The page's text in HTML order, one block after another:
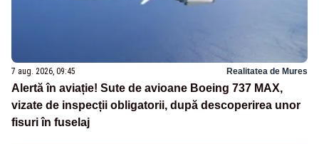
7 aug. 2026, 09:45 Realitatea de Mures
Alertă în aviație! Sute de avioane Boeing 737 MAX,
vizate de inspecții obligatorii, după descoperirea unor
fisuri în fuselaj